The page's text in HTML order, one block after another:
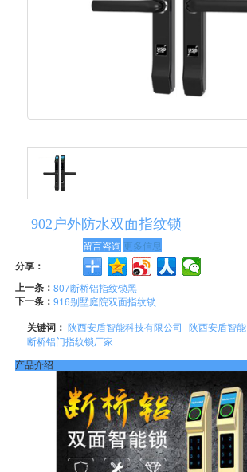
902户外防水双面指纹锁
留言咨询 更多信息
分享：
上一条：807断桥铝指纹锁黑
下一条：916别墅庭院双面指纹锁
关键词：陕西安盾智能科技有限公司 陕西安盾智能
断桥铝门指纹锁厂家
产品介绍